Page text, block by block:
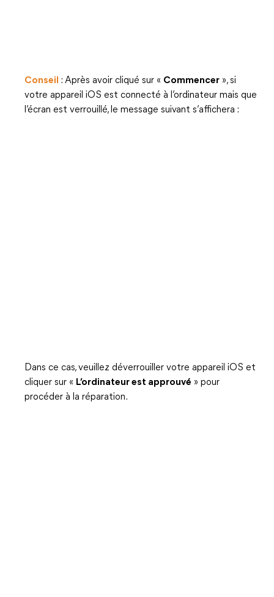
Conseil : Après avoir cliqué sur « Commencer », si
votre appareil iOS est connecté à l’ordinateur mais que
l’écran est verrouillé, le message suivant s’affichera :
Dans ce cas, veuillez déverrouiller votre appareil iOS et
cliquer sur « L’ordinateur est approuvé » pour
procéder à la réparation.